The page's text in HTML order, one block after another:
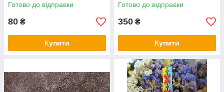
Готово до відправки
80 ₴
Купити
Готово до відправки
350 ₴
Купити